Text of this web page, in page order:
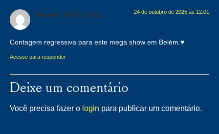
Rosana Telles disse: 24 de outubro de 2025 às 12:01
Contagem regressiva para este mega show em Belém.♥️
Acesse para responder
Deixe um comentário
Você precisa fazer o login para publicar um comentário.